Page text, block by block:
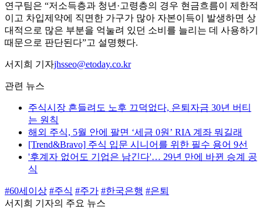
연구팀은 “저소득층과 청년·고령층의 경우 현금흐름이 제한적
이고 차입제약에 직면한 가구가 많아 자본이득이 발생하면 상
대적으로 많은 부분을 억눌려 있던 소비를 늘리는 데 사용하기
때문으로 판단된다”고 설명했다.
서지희 기자jhsseo@etoday.co.kr
관련 뉴스
주식시장 흔들려도 노후 끄덕없다, 은퇴자금 30년 버티
는 원칙
해외 주식, 5월 안에 팔면 ‘세금 0원’ RIA 계좌 뭐길래
[Trend&Bravo] 주식 입문 시니어를 위한 필수 용어 9선
'후계자 없어도 기업은 남긴다'… 29년 만에 바뀐 승계 공
식
#60세이상 #주식 #주가 #한국은행 #은퇴
서지희 기자의 주요 뉴스